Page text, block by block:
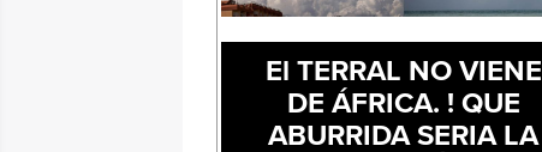
El TERRAL NO VIENE
DE ÁFRICA. ! QUE
ABURRIDA SERIA LA